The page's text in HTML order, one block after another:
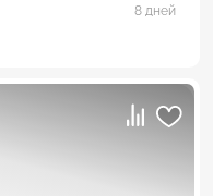
8 дней